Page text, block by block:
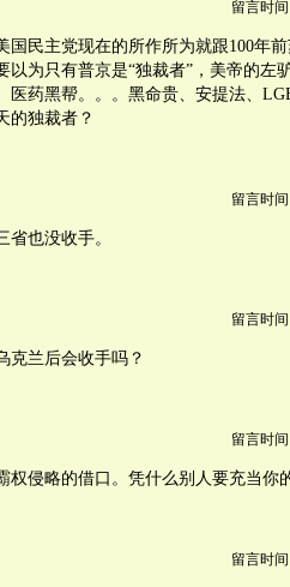
留言时间
国民主党现在的所作所为就跟100年
以为只有普京是“独裁者”，美帝的左
医药黑帮。。。黑命贵、安提法、
的独裁者？
留言时间
省也没收手。
留言时间
克兰后会收手吗？
留言时间
权侵略的借口。凭什么别人要充当你
留言时间